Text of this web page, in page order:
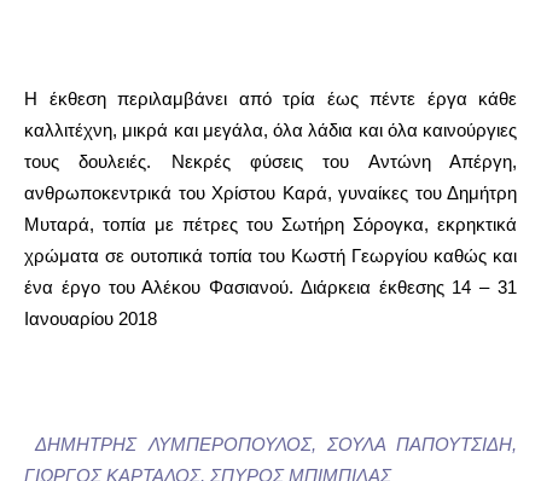
Η έκθεση περιλαμβάνει από τρία έως πέντε έργα κάθε
καλλιτέχνη, μικρά και μεγάλα, όλα λάδια και όλα καινούργιες
τους δουλειές. Νεκρές φύσεις του Αντώνη Απέργη,
ανθρωποκεντρικά του Χρίστου Καρά, γυναίκες του Δημήτρη
Μυταρά, τοπία με πέτρες του Σωτήρη Σόρογκα, εκρηκτικά
χρώματα σε ουτοπικά τοπία του Κωστή Γεωργίου καθώς και
ένα έργο του Αλέκου Φασιανού. Διάρκεια έκθεσης 14 – 31
Ιανουαρίου 2018
ΔΗΜΗΤΡΗΣ ΛΥΜΠΕΡΟΠΟΥΛΟΣ, ΣΟΥΛΑ ΠΑΠΟΥΤΣΙΔΗ,
ΓΙΩΡΓΟΣ ΚΑΡΤΑΛΟΣ, ΣΠΥΡΟΣ ΜΠΙΜΠΙΛΑΣ